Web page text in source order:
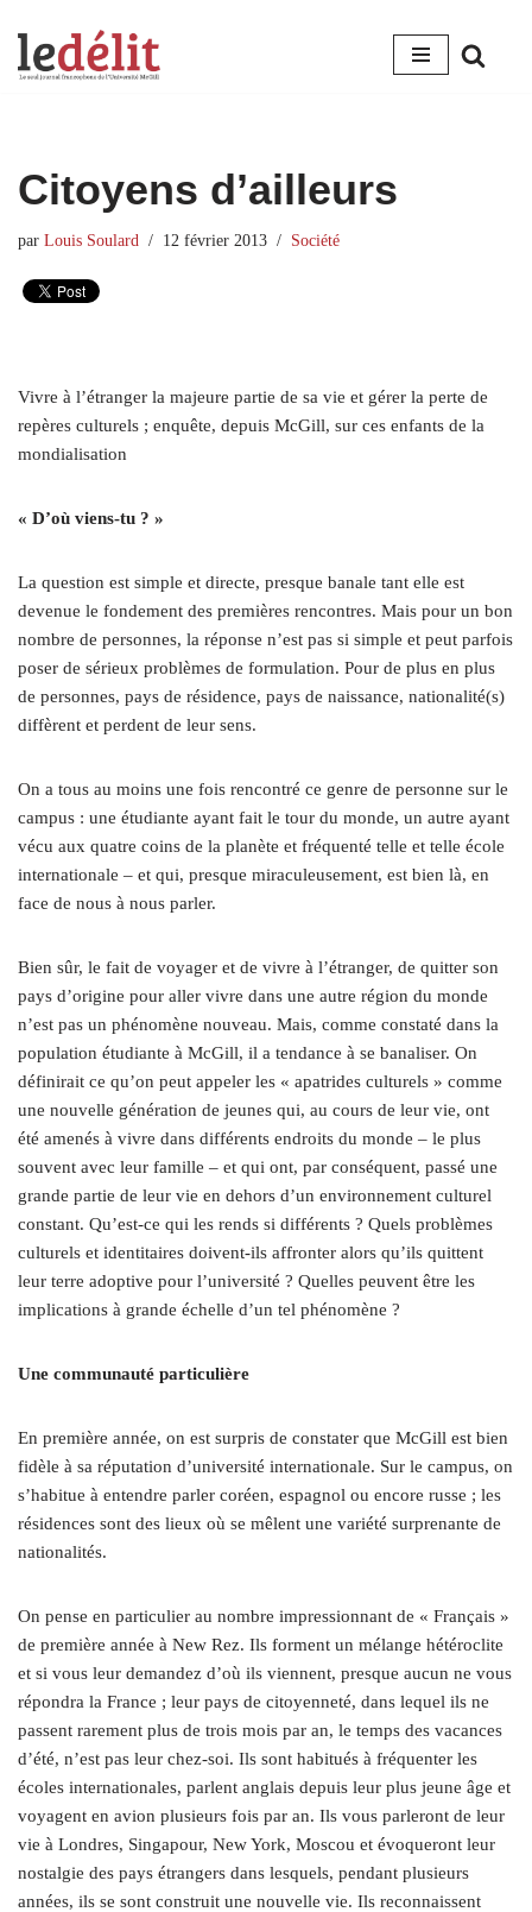
Aller
Citoyens d’ailleurs
par Louis Soulard 12 février 2013 Société
Vivre à l’étranger la majeure partie de sa vie et gérer la perte de
repères culturels ; enquête, depuis McGill, sur ces enfants de la
mondialisation
« D’où viens-tu ? »
La question est simple et directe, presque banale tant elle est
devenue le fondement des premières rencontres. Mais pour un bon
nombre de personnes, la réponse n’est pas si simple et peut parfois
poser de sérieux problèmes de formulation. Pour de plus en plus
de personnes, pays de résidence, pays de naissance, nationalité(s)
diffèrent et perdent de leur sens.
On a tous au moins une fois rencontré ce genre de personne sur le
campus : une étudiante ayant fait le tour du monde, un autre ayant
vécu aux quatre coins de la planète et fréquenté telle et telle école
internationale – et qui, presque miraculeusement, est bien là, en
face de nous à nous parler.
Bien sûr, le fait de voyager et de vivre à l’étranger, de quitter son
pays d’origine pour aller vivre dans une autre région du monde
n’est pas un phénomène nouveau. Mais, comme constaté dans la
population étudiante à McGill, il a tendance à se banaliser. On
définirait ce qu’on peut appeler les « apatrides culturels » comme
une nouvelle génération de jeunes qui, au cours de leur vie, ont
été amenés à vivre dans différents endroits du monde – le plus
souvent avec leur famille – et qui ont, par conséquent, passé une
grande partie de leur vie en dehors d’un environnement culturel
constant. Qu’est-ce qui les rends si différents ? Quels problèmes
culturels et identitaires doivent-ils affronter alors qu’ils quittent
leur terre adoptive pour l’université ? Quelles peuvent être les
implications à grande échelle d’un tel phénomène ?
Une communauté particulière
En première année, on est surpris de constater que McGill est bien
fidèle à sa réputation d’université internationale. Sur le campus, on
s’habitue à entendre parler coréen, espagnol ou encore russe ; les
résidences sont des lieux où se mêlent une variété surprenante de
nationalités.
On pense en particulier au nombre impressionnant de « Français »
de première année à New Rez. Ils forment un mélange hétéroclite
et si vous leur demandez d’où ils viennent, presque aucun ne vous
répondra la France ; leur pays de citoyenneté, dans lequel ils ne
passent rarement plus de trois mois par an, le temps des vacances
d’été, n’est pas leur chez-soi. Ils sont habitués à fréquenter les
écoles internationales, parlent anglais depuis leur plus jeune âge et
voyagent en avion plusieurs fois par an. Ils vous parleront de leur
vie à Londres, Singapour, New York, Moscou et évoqueront leur
nostalgie des pays étrangers dans lesquels, pendant plusieurs
années, ils se sont construit une nouvelle vie. Ils reconnaissent